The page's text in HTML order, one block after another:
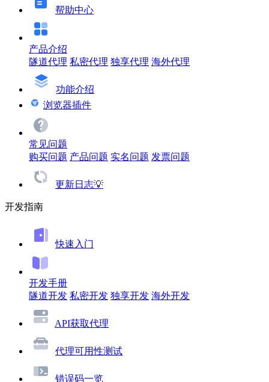
帮助中心
产品介绍
隧道代理 私密代理 独享代理 海外代理
功能介绍
浏览器插件
常见问题
购买问题 产品问题 实名问题 发票问题
更新日志💡
开发指南
快速入门
开发手册
隧道开发 私密开发 独享开发 海外开发
API获取代理
代理可用性测试
错误码一览